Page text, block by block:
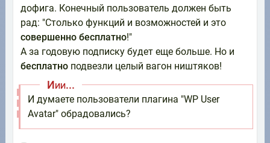
дофига. Конечный пользователь должен быть
рад: "Столько функций и возможностей и это
совершенно бесплатно!"
А за годовую подписку будет еще больше. Но и
бесплатноподвезли целый вагон ништяков!
Иии...
И думаете пользователи плагина "WP User
Avatar" обрадовались?